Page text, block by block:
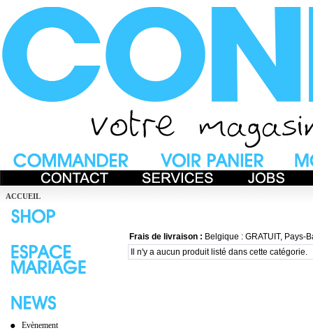
ACCUEIL
Evènement
Frais de livraison : Belgique : GRATUIT, Pays-
Il n'y a aucun produit listé dans cette catégorie.